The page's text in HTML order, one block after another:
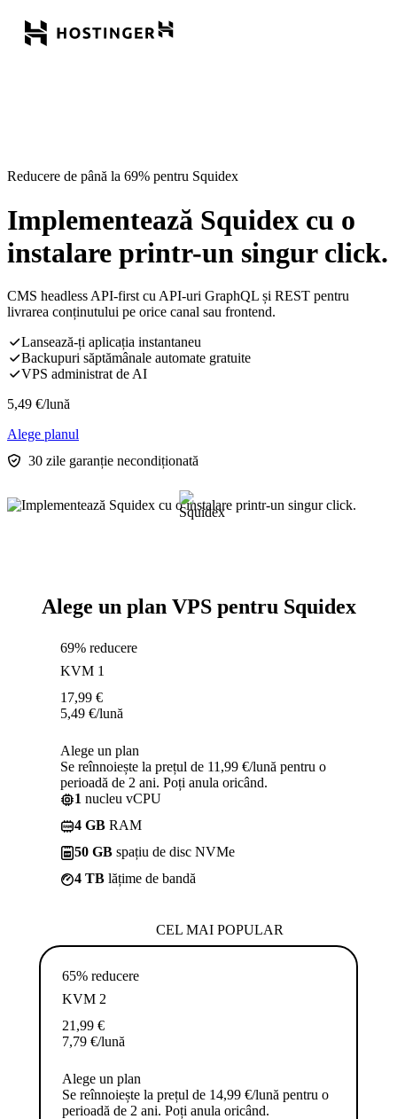
Reducere de până la 69% pentru Squidex
Implementează Squidex cu o
instalare printr-un singur click.
CMS headless API-first cu API-uri GraphQL și REST pentru
livrarea conținutului pe orice canal sau frontend.
Lansează-ți aplicația instantaneu
Backupuri săptămânale automate gratuite
VPS administrat de AI
5,49 €/lună
Alege planul
30 zile garanție necondiționată
Alege un plan VPS pentru Squidex
69% reducere
KVM 1
17,99 €
5,49 €/lună
Alege un plan
Se reînnoiește la prețul de 11,99 €/lună pentru o
perioadă de 2 ani. Poți anula oricând.
1 nucleu vCPU
4 GB RAM
50 GB spațiu de disc NVMe
4 TB lățime de bandă
CEL MAI POPULAR
65% reducere
KVM 2
21,99 €
7,79 €/lună
Alege un plan
Se reînnoiește la prețul de 14,99 €/lună pentru o
perioadă de 2 ani. Poți anula oricând.